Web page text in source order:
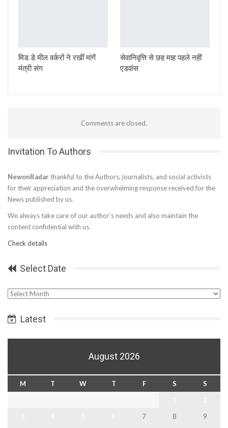
मिड डे मील वर्करों ने रखीं मांगें
मंत्री संग
सेवानिवृत्ति से छह माह पहले नहीं
एडवांस
Comments are closed.
Invitation To Authors
NewonRadar thankful to the Authors, journalists, and social activists
for their appreciation and the overwhelming response received for the
News published by us.
We always take care of our author’s needs and also maintain the
content confidential with us.
Check details
Select Date
Select
Latest
August 2026
M T W T F S
S
7 8
9